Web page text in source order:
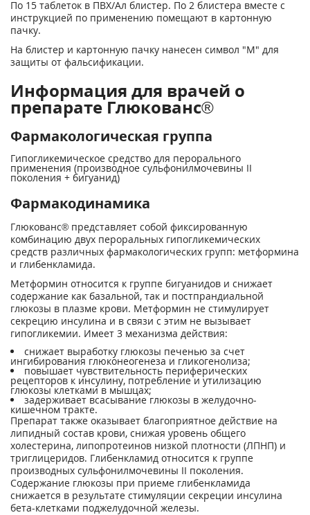
По 15 таблеток в ПВХ/Ал блистер. По 2 блистера вместе с
инструкцией по применению помещают в картонную
пачку.
На блистер и картонную пачку нанесен символ "М" для
защиты от фальсификации.
Информация для врачей о
препарате Глюкованс®
Фармакологическая группа
Гипогликемическое средство для перорального
применения (производное сульфонилмочевины II
поколения + бигуанид)
Фармакодинамика
Глюкованс® представляет собой фиксированную
комбинацию двух пероральных гипогликемических
средств различных фармакологических групп: метформина
и глибенкламида.
Метформин относится к группе бигуанидов и снижает
содержание как базальной, так и постпрандиальной
глюкозы в плазме крови. Метформин не стимулирует
секрецию инсулина и в связи с этим не вызывает
гипогликемии. Имеет 3 механизма действия:
снижает выработку глюкозы печенью за счет
ингибирования глюконеогенеза и гликогенолиза;
повышает чувствительность периферических
рецепторов к инсулину, потребление и утилизацию
глюкозы клетками в мышцах;
задерживает всасывание глюкозы в желудочно-
кишечном тракте.
Препарат также оказывает благоприятное действие на
липидный состав крови, снижая уровень общего
холестерина, липопротеинов низкой плотности (ЛПНП) и
триглицеридов. Глибенкламид относится к группе
производных сульфонилмочевины II поколения.
Содержание глюкозы при приеме глибенкламида
снижается в результате стимуляции секреции инсулина
бета-клетками поджелудочной железы.